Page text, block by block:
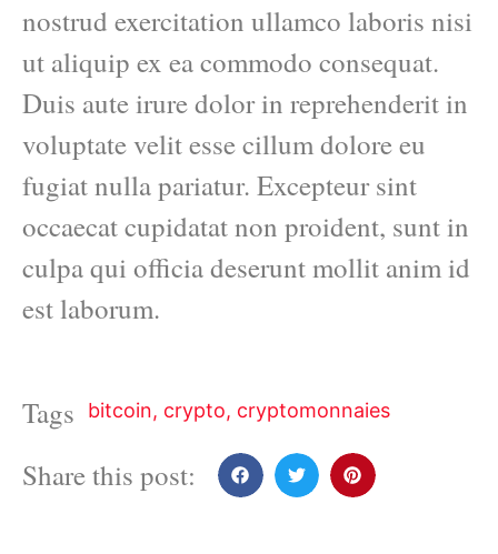
nostrud exercitation ullamco laboris nisi
ut aliquip ex ea commodo consequat.
Duis aute irure dolor in reprehenderit in
voluptate velit esse cillum dolore eu
fugiat nulla pariatur. Excepteur sint
occaecat cupidatat non proident, sunt in
culpa qui officia deserunt mollit anim id
est laborum.
Tags bitcoin, crypto, cryptomonnaies
Share this post: